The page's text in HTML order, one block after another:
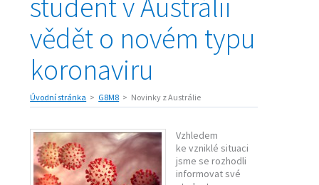
student v Austrálii
vědět o novém typu
koronaviru
Úvodní stránka G8M8 Novinky z Austrálie
Vzhledem
ke vzniklé situaci
jsme se rozhodli
informovat své